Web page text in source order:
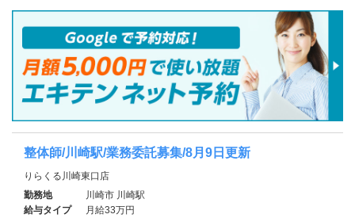
整体師/川崎駅/業務委託募集/8月9日更新
りらくる川崎東口店
勤務地
川崎市 川崎駅
給与タイプ
月給33万円